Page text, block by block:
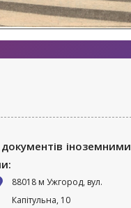
документів іноземними
88018 м Ужгород, вул.
Капітульна, 10